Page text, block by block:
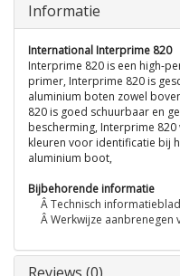
Informatie
International Interprime 820
Interprime 820 is een high-
primer, Interprime 820 is
aluminium boten zowel
820 is goed schuurbaar en
bescherming, Interprime
kleuren voor identificatie bij
aluminium boot,
Bijbehorende informatie
Â Technisch informatieblad
Â Werkwijze